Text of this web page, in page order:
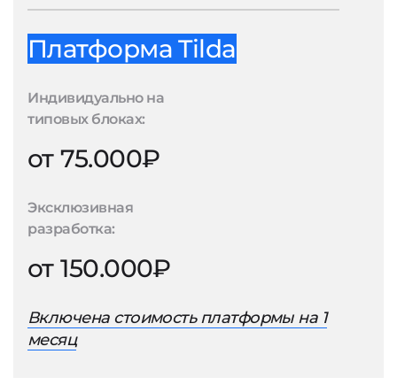
Платформа Tilda
Индивидуально на
типовых блоках:
от 75.000₽
Эксклюзивная
разработка:
от 150.000₽
Включена стоимость платформы на 1
месяц